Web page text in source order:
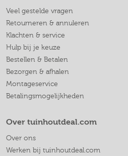
Veel gestelde vragen
Retourneren & annuleren
Klachten & service
Hulp bij je keuze
Bestellen & Betalen
Bezorgen & afhalen
Montageservice
Betalingsmogelijkheden
Over tuinhoutdeal.com
Over ons
Werken bij tuinhoutdeal.com